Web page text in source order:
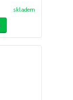
skladem